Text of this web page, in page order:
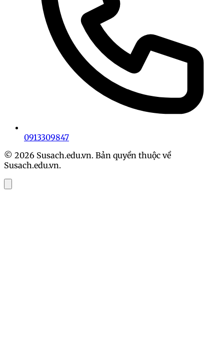
0913309847
© 2026 Susach.edu.vn. Bản quyền thuộc về
Susach.edu.vn.